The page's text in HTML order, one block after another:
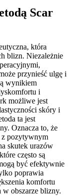
Scar
która
blizn. Niezależnie
przynieść ulgę i
wynikiem
i
możliwe jest
skóry i
ta jest
Oznacza to, że
z pozytywnym
skutek urazów
często są
być efektywnie
poprawia
komfortu
w obszarze blizny.